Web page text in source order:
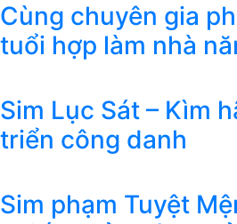
Cùng chuyên gia
tuổi hợp làm nhà
Sim Lục Sát – Kìm
triển công danh
Sim phạm Tuyệt